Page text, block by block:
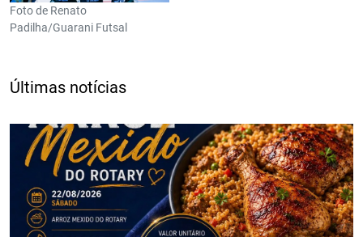
Foto de Renato
Padilha/Guarani Futsal
Últimas notícias